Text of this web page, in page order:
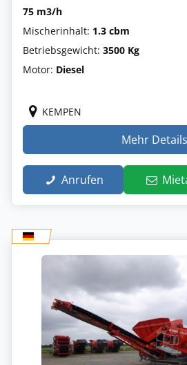
75 m3/h
Mischerinhalt: 1.3 cbm
Betriebsgewicht: 3500 Kg
Motor: Diesel
KEMPEN
Mehr Details
Anrufen